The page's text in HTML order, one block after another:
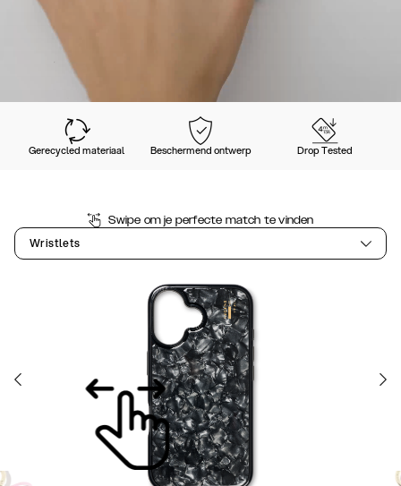
Gerecycled materiaal Beschermend ontwerp Drop Tested
Swipe om je perfecte match te vinden
Wristlets